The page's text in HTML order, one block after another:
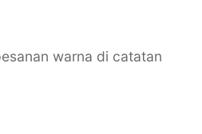
warna di catatan